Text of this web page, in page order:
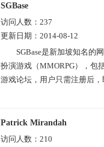
SGBase
访问人数： 237
更新日期： 2014-08-12
SGBase是新加坡知名的
扮演游戏（MMORPG），包
游戏论坛，用户只需注册后
Patrick Mirandah
访问人数： 210